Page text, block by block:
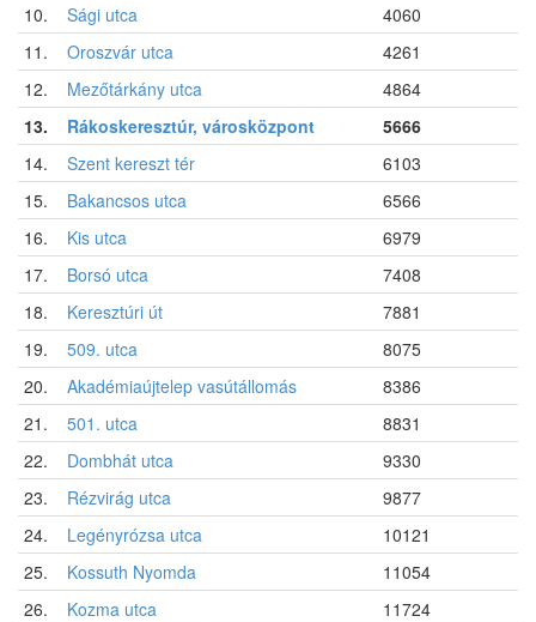
10.
Sági utca
4060
11.
Oroszvár utca
4261
12.
Mezőtárkány utca
4864
13.
Rákoskeresztúr, városközpont
5666
14.
Szent kereszt tér
6103
15.
Bakancsos utca
6566
16.
Kis utca
6979
17.
Borsó utca
7408
18.
Keresztúri út
7881
19.
509. utca
8075
20.
Akadémiaújtelep vasútállomás
8386
21.
501. utca
8831
22.
Dombhát utca
9330
23.
Rézvirág utca
9877
24.
Legényrózsa utca
10121
25.
Kossuth Nyomda
11054
26.
Kozma utca
11724